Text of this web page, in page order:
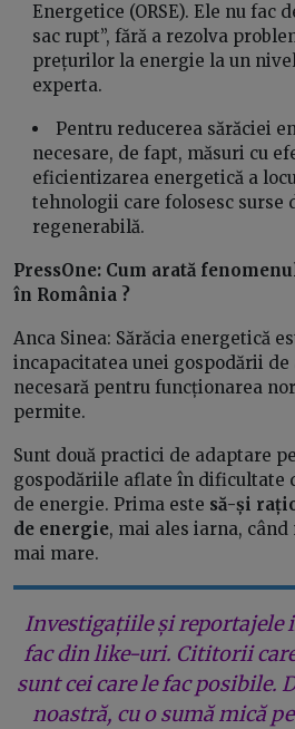
Energetice (ORSE). Ele nu fac
sac rupt”, fără a rezolva
prețurilor la energie la un
experta.
Pentru reducerea sărăciei
necesare, de fapt, măsuri cu
eficientizarea energetică a
tehnologii care folosesc surse
regenerabilă.
PressOne: Cum arată
în România ?
Anca Sinea: Sărăcia energetică
incapacitatea unei gospodării
necesară pentru funcționarea
permite.
Sunt două practici de adaptare
gospodăriile aflate în dificultate
de energie. Prima este să-și
de energie, mai ales iarna,
mai mare.
Investigațiile și reportajele
fac din like-uri. Cititorii
sunt cei care le fac posibile.
noastră, cu o sumă mică